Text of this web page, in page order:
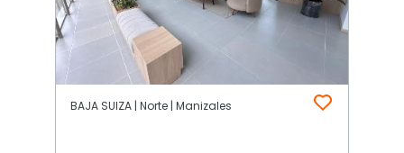
BAJA SUIZA | Norte | Manizales